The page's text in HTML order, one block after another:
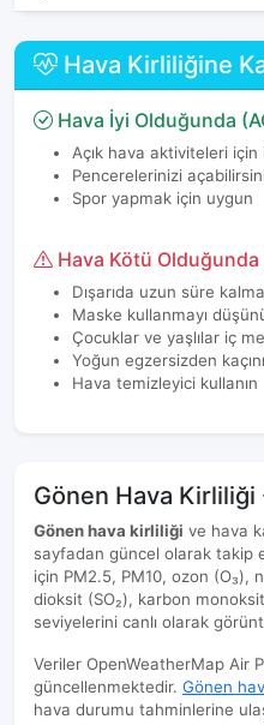
Hava Kirliliğine
Hava İyi Olduğunda
Açık hava aktiviteleri için
Pencerelerinizi
Spor yapmak için uygun
Hava Kötü Olduğunda
Dışarıda uzun süre
Maske kullanmayı
Çocuklar ve yaşlılar iç
Yoğun egzersizden
Hava temizleyici kullanın
Gönen Hava
Gönen hava kirliliği ve hava
sayfadan güncel olarak takip
için PM2.5, PM10, ozon (O₃),
dioksit (SO₂), karbon
seviyelerini canlı olarak
Veriler OpenWeatherMap Air
güncellenmektedir. Gönen
hava durumu tahminlerine